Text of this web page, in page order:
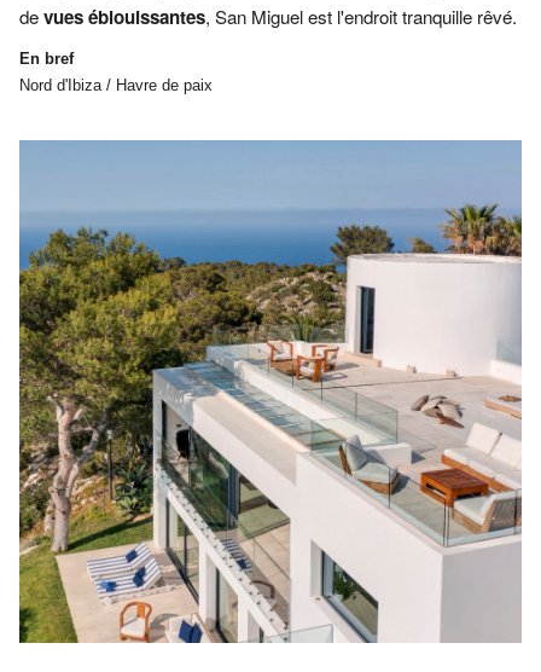
devues éblouissantes, San Miguel est l'endroit tranquille rêvé.
En bref
Nord d'Ibiza / Havre de paix